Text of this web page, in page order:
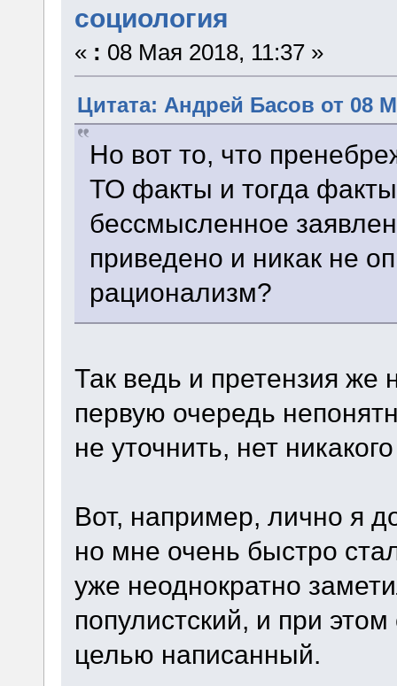
социология
« : 08 Мая 2018, 11:37 »
Цитата: Андрей Басов от 08
Но вот то, что
ТО факты и тогда
бессмысленное
приведено и никак не
рационализм?
Так ведь и претензия же
первую очередь
не уточнить, нет
Вот, например, лично я
но мне очень быстро
уже неоднократно
популистский, и при
целью написанный.